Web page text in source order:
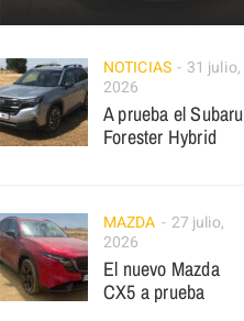
NOTICIAS
31 julio,
2026
A prueba el Subaru
Forester Hybrid
MAZDA
27 julio,
2026
El nuevo Mazda
CX5 a prueba